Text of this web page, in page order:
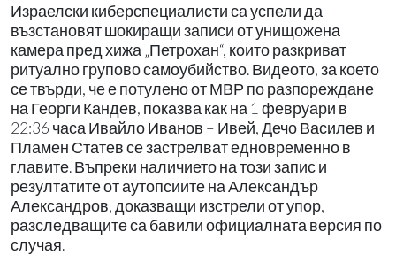
Израелски киберспециалисти са успели да
възстановят шокиращи записи от унищожена
камера пред хижа „Петрохан“, които разкриват
ритуално групово самоубийство. Видеото, за което
се твърди, че е потулено от МВР по разпореждане
на Георги Кандев, показва как на 1 февруари в
22:36 часа Ивайло Иванов – Ивей, Дечо Василев и
Пламен Статев се застрелват едновременно в
главите. Въпреки наличието на този запис и
резултатите от аутопсиите на Александър
Александров, доказващи изстрели от упор,
разследващите са бавили официалната версия по
случая.